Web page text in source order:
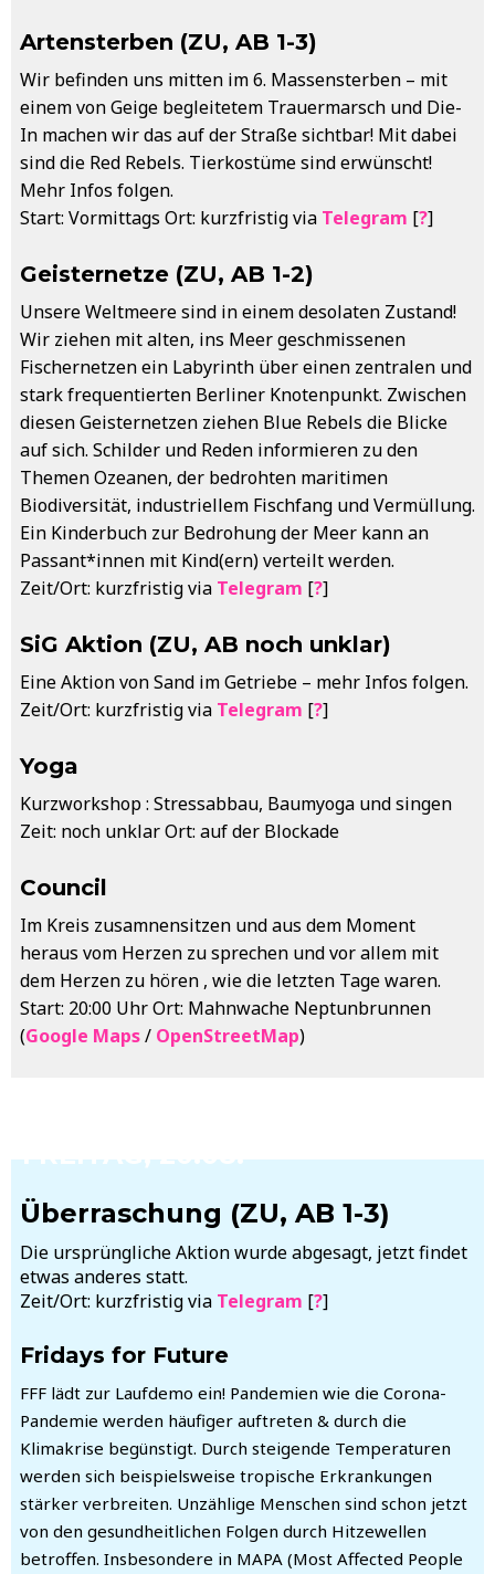
Artensterben (ZU, AB 1-3)
Wir befinden uns mitten im 6. Massensterben – mit
einem von Geige begleitetem Trauermarsch und Die-
In machen wir das auf der Straße sichtbar! Mit dabei
sind die Red Rebels. Tierkostüme sind erwünscht!
Mehr Infos folgen.
Start: Vormittags Ort: kurzfristig via Telegram [?]
Geisternetze (ZU, AB 1-2)
Unsere Weltmeere sind in einem desolaten Zustand!
Wir ziehen mit alten, ins Meer geschmissenen
Fischernetzen ein Labyrinth über einen zentralen und
stark frequentierten Berliner Knotenpunkt. Zwischen
diesen Geisternetzen ziehen Blue Rebels die Blicke
auf sich. Schilder und Reden informieren zu den
Themen Ozeanen, der bedrohten maritimen
Biodiversität, industriellem Fischfang und Vermüllung.
Ein Kinderbuch zur Bedrohung der Meer kann an
Passant*innen mit Kind(ern) verteilt werden.
Zeit/Ort: kurzfristig via Telegram [?]
SiG Aktion (ZU, AB noch unklar)
Eine Aktion von Sand im Getriebe – mehr Infos folgen.
Zeit/Ort: kurzfristig via Telegram [?]
Yoga
Kurzworkshop : Stressabbau, Baumyoga und singen
Zeit: noch unklar Ort: auf der Blockade
Council
Im Kreis zusamnensitzen und aus dem Moment
heraus vom Herzen zu sprechen und vor allem mit
dem Herzen zu hören , wie die letzten Tage waren.
Start: 20:00 Uhr Ort: Mahnwache Neptunbrunnen
(Google Maps/ OpenStreetMap)
FREITAG, 20.08.
Überraschung (ZU, AB 1-3)
Die ursprüngliche Aktion wurde abgesagt, jetzt findet
etwas anderes statt.
Zeit/Ort: kurzfristig via Telegram [?]
Fridays for Future
FFF lädt zur Laufdemo ein! Pandemien wie die Corona-
Pandemie werden häufiger auftreten & durch die
Klimakrise begünstigt. Durch steigende Temperaturen
werden sich beispielsweise tropische Erkrankungen
stärker verbreiten. Unzählige Menschen sind schon jetzt
von den gesundheitlichen Folgen durch Hitzewellen
betroffen. Insbesondere in MAPA (Most Affected People